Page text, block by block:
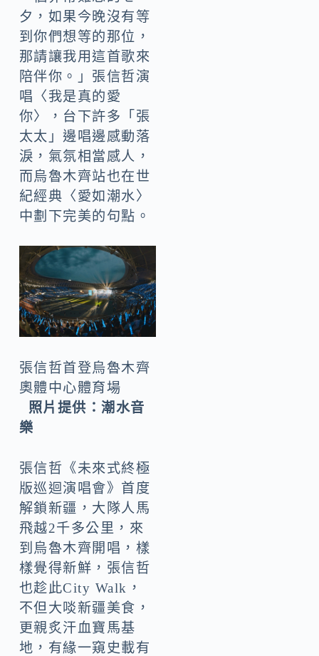
夕，如果今晚沒有等
到你們想等的那位，
那請讓我用這首歌來
陪伴你。」張信哲演
唱〈我是真的愛
你〉，台下許多「張
太太」邊唱邊感動落
淚，氣氛相當感人，
而烏魯木齊站也在世
紀經典〈愛如潮水〉
中劃下完美的句點。
張信哲首登烏魯木齊
奧體中心體育場
照片提供：潮水音
樂
張信哲《未來式終極
版巡迴演唱會》首度
解鎖新疆，大隊人馬
飛越2千多公里，來
到烏魯木齊開唱，樣
樣覺得新鮮，張信哲
也趁此City Walk，
不但大啖新疆美食，
更親炙汗血寶馬基
地，有緣一窺史載有